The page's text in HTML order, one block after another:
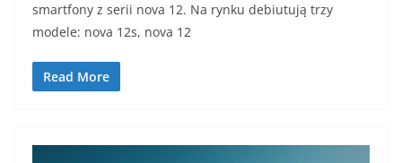
smartfony z serii nova 12. Na rynku debiutują trzy
modele: nova 12s, nova 12
Read More